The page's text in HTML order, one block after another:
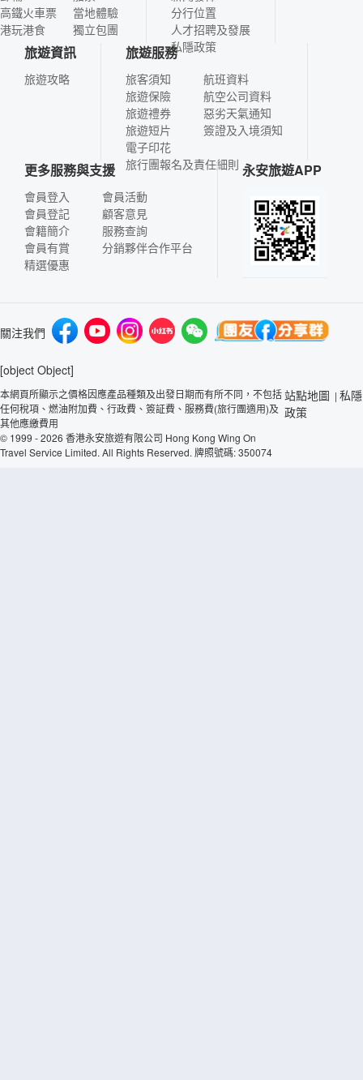
高鐵火車票
港玩港食
當地體驗
獨立包團
分行位置
人才招聘及發展
私隱政策
旅遊資訊
旅遊攻略
旅遊服務
旅客須知
旅遊保險
旅遊禮券
旅遊短片
電子印花
航班資料
航空公司資料
惡劣天氣通知
簽證及入境須知
旅行團報名及責任細則
更多服務與支援
會員登入
會員登記
會籍簡介
會員有賞
精選優惠
會員活動
顧客意見
服務查詢
分銷夥伴合作平台
永安旅遊APP
關注我們
[object Object]
本網頁所顯示之價格因應產品種類及出發日期而有所不同，不包括
任何稅項、燃油附加費、行政費、簽証費、服務費(旅行團適用)及
其他應繳費用
© 1999 - 2026 香港永安旅遊有限公司 Hong Kong Wing On
Travel Service Limited. All Rights Reserved. 牌照號碼: 350074
站點地圖 | 私隱
政策